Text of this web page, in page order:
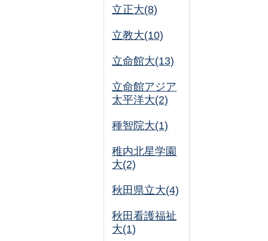
立正大(8)
立教大(10)
立命館大(13)
立命館アジア
太平洋大(2)
種智院大(1)
稚内北星学園
大(2)
秋田県立大(4)
秋田看護福祉
大(1)